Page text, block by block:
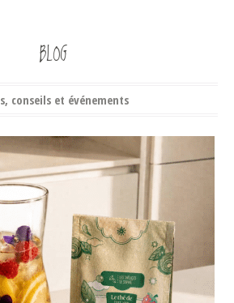
BLOG
conseils et événements